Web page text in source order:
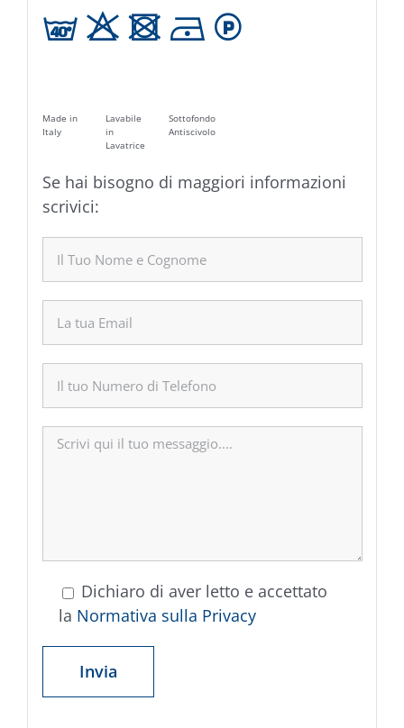
h H U D L
Made in
Italy
Lavabile
in
Lavatrice
Sottofondo
Antiscivolo
Se hai bisogno di maggiori informazioni
scrivici:
Dichiaro di aver letto e accettato
la Normativa sulla Privacy